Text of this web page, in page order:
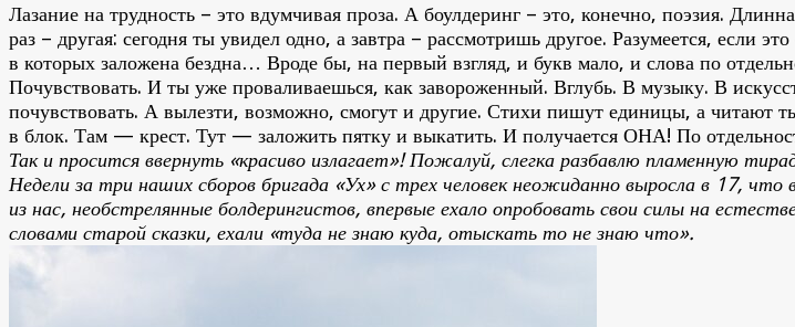
Лазание на трудность – это вдумчивая проза. А боулдеринг – это, конечно, поэзия.
раз – другая: сегодня ты увидел одно, а завтра – рассмотришь другое. Разумеется,
в которых заложена бездна… Вроде бы, на первый взгляд, и букв мало, и слова по
Почувствовать. И ты уже проваливаешься, как завороженный. Вглубь. В музыку. В
почувствовать. А вылезти, возможно, смогут и другие. Стихи пишут единицы, а читают
в блок. Там — крест. Тут — заложить пятку и выкатить. И получается ОНА! По
Так и просится ввернуть «красиво излагает»! Пожалуй, слегка разбавлю пламенную
Недели за три наших сборов бригада «Ух» с трех человек неожиданно выросла в 17,
из нас, необстрелянные болдерингистов, впервые ехало опробовать свои силы на
словами старой сказки, ехали «туда не знаю куда, отыскать то не знаю что».